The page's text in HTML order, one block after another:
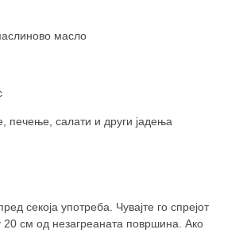
масло
печење, салати и други јадења
секоја употреба. Чувајте го спрејот
20 см од незагреаната површина. Ако